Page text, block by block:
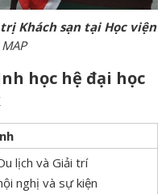
Khách sạn tại Học viện
học hệ đại học
lịch và Giải trí
nghị và sự kiện